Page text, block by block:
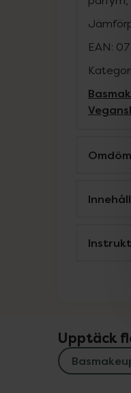
EAN:
Innehåll
Upptäck